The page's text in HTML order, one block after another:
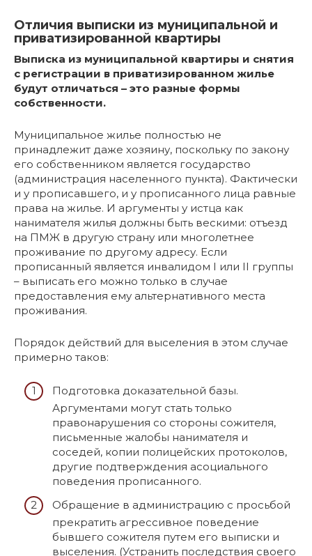
Отличия выписки из муниципальной и
приватизированной квартиры
Выписка из муниципальной квартиры и снятия
с регистрации в приватизированном жилье
будут отличаться – это разные формы
собственности.
Муниципальное жилье полностью не
принадлежит даже хозяину, поскольку по закону
его собственником является государство
(администрация населенного пункта). Фактически
и у прописавшего, и у прописанного лица равные
права на жилье. И аргументы у истца как
нанимателя жилья должны быть вескими: отъезд
на ПМЖ в другую страну или многолетнее
проживание по другому адресу. Если
прописанный является инвалидом І или ІІ группы
– выписать его можно только в случае
предоставления ему альтернативного места
проживания.
Порядок действий для выселения в этом случае
примерно таков:
Подготовка доказательной базы.
Аргументами могут стать только
правонарушения со стороны сожителя,
письменные жалобы нанимателя и
соседей, копии полицейских протоколов,
другие подтверждения асоциального
поведения прописанного.
Обращение в администрацию с просьбой
прекратить агрессивное поведение
бывшего сожителя путем его выписки и
выселения. (Устранить последствия своего